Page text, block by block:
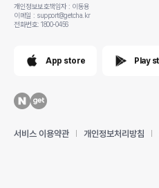
개인정보보호책임자 : 이동용
이메일 : support@getcha.kr
전화번호: 1800-0456
App store Play
서비스 이용약관 개인정보처리방침